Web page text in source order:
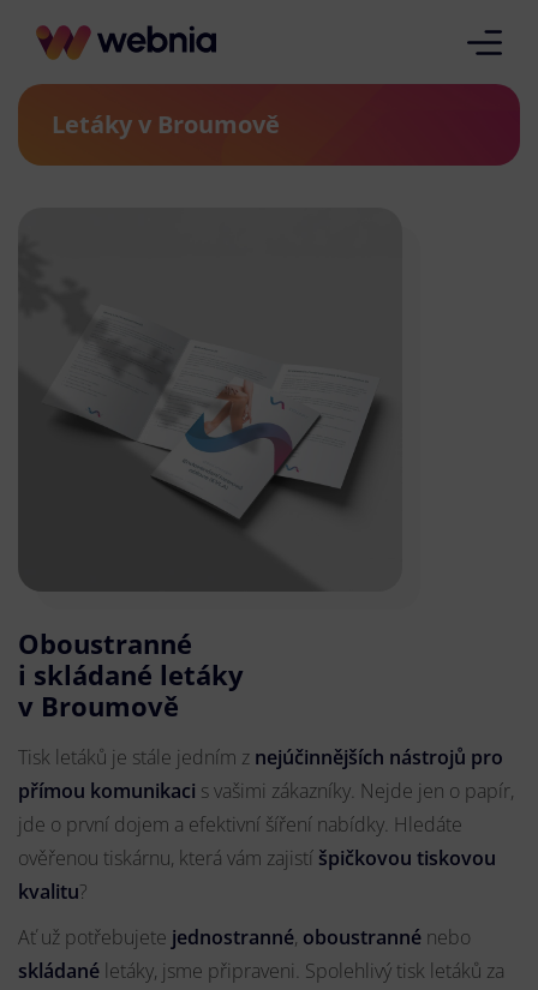
Letáky v Broumově
Oboustranné
i skládané letáky
v Broumově
Tisk letáků je stále jedním z nejúčinnějších nástrojů pro
přímou komunikaci s vašimi zákazníky. Nejde jen o papír,
jde o první dojem a efektivní šíření nabídky. Hledáte
ověřenou tiskárnu, která vám zajistí špičkovou tiskovou
kvalitu?
Ať už potřebujete jednostranné, oboustranné nebo
skládané letáky, jsme připraveni. Spolehlivý tisk letáků za